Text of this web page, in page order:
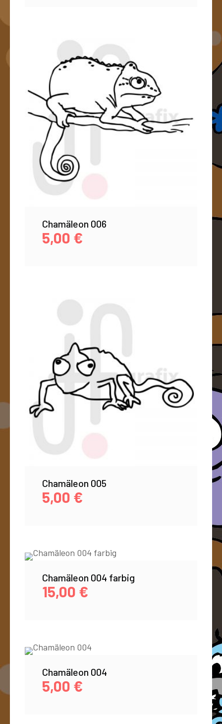
Chamäleon 006
5,00 €
Chamäleon 005
5,00 €
Chamäleon 004 farbig
15,00 €
Chamäleon 004
5,00 €